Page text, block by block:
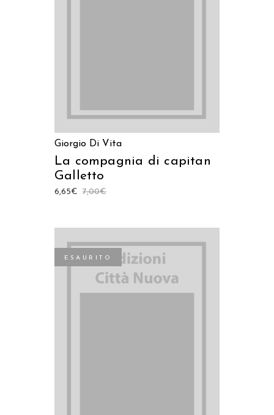
Giorgio Di Vita
La compagnia di capitan
Galletto
7,00€
6,65€
ESAURITO